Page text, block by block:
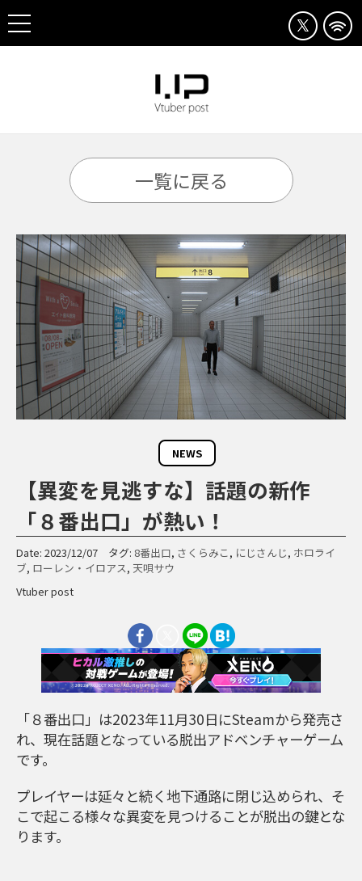
一覧に戻る
NEWS
【異変を見逃すな】話題の新作
「８番出口」が熱い！
Date: 2023/12/07 タグ: 8番出口, さくらみこ, にじさんじ, ホロライ
ブ, ローレン・イロアス, 天唄サウ
Vtuber post
「８番出口」は2023年11月30日にSteamから発売さ
れ、現在話題となっている脱出アドベンチャーゲーム
です。
プレイヤーは延々と続く地下通路に閉じ込められ、そ
こで起こる様々な異変を見つけることが脱出の鍵とな
ります。